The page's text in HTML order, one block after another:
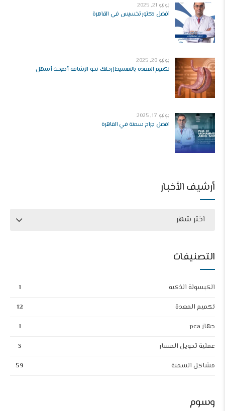
يوليو 21, 2025
افضل دكتور تخسيس في القاهرة
يوليو 20, 2025
تكميم المعدة بالتقسيط| رحلتك نحو الرشاقة أصبحت أسهل
يوليو 17, 2025
افضل جراح سمنة في القاهرة
أرشيف الأخبار
اختر شهر
التصنيفات
الكبسولة الذكية
1
تكميم المعدة
12
جهاز pca
1
عملية تحويل المسار
3
مشاكل السمنة
59
وسوم